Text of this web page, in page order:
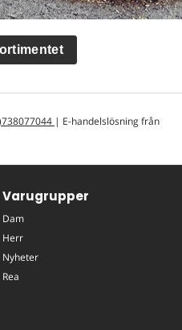
| E-handelslösning från
Varugrupper
Dam
Herr
Nyheter
Rea